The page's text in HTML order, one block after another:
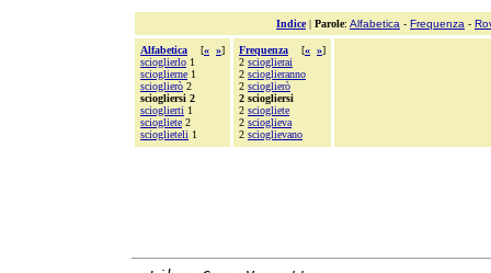
Indice| Parole: Alfabetica - Frequenza -
Alfabetica [« »]
scioglierlo 1
scioglierne 1
scioglierò 2
sciogliersi 2
scioglierti 1
sciogliete 2
scioglieteli 1
Frequenza [« »]
2 scioglierai
2 scioglieranno
2 scioglierò
2 sciogliersi
2 sciogliete
2 scioglieva
2 scioglievano